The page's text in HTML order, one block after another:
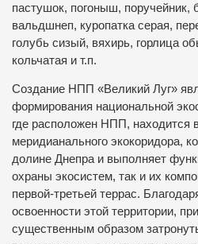
пастушок, погоныш, поручейник,
вальдшнеп, куропатка серая,
голубь сизый, вяхирь, горлица
кольчатая и т.п.
Создание НПП «Великий Луг»
формирования национальной
где расположен НПП, находится
меридианального экокоридора,
долине Днепра и выполняет
охраны экосистем, так и их
первой-третьей террас.
освоенности этой территории,
существенным образом